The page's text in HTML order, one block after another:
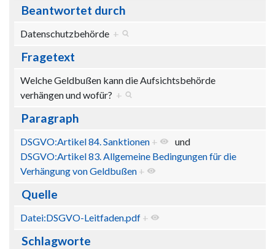
Beantwortet durch
Datenschutzbehörde +
Fragetext
Welche Geldbußen kann die Aufsichtsbehörde
verhängen und wofür? +
Paragraph
DSGVO:Artikel 84. Sanktionen +
und
DSGVO:Artikel 83. Allgemeine Bedingungen für die
Verhängung von Geldbußen +
Quelle
Datei:DSGVO-Leitfaden.pdf +
Schlagworte